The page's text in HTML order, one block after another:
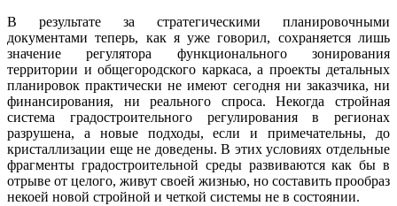
В результате за стратегическими планировочными
документами теперь, как я уже говорил, сохраняется лишь
значение регулятора функционального зонирования
территории и общегородского каркаса, а проекты детальных
планировок практически не имеют сегодня ни заказчика, ни
финансирования, ни реального спроса. Некогда стройная
система градостроительного регулирования в регионах
разрушена, а новые подходы, если и примечательны, до
кристаллизации еще не доведены. В этих условиях отдельные
фрагменты градостроительной среды развиваются как бы в
отрыве от целого, живут своей жизнью, но составить прообраз
некоей новой стройной и четкой системы не в состоянии.